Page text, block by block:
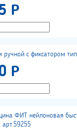
Р
ручной с фиксатором
Р
ФИТ нейлоновая